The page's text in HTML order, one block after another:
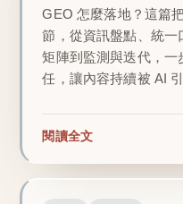
GEO 怎麼落地？這篇
節，從資訊盤點、統
矩陣到監測與迭代，
任，讓內容持續被 AI 引
閱讀全文